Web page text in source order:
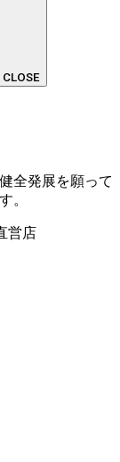
CLOSE
全発展を願って
。
営店